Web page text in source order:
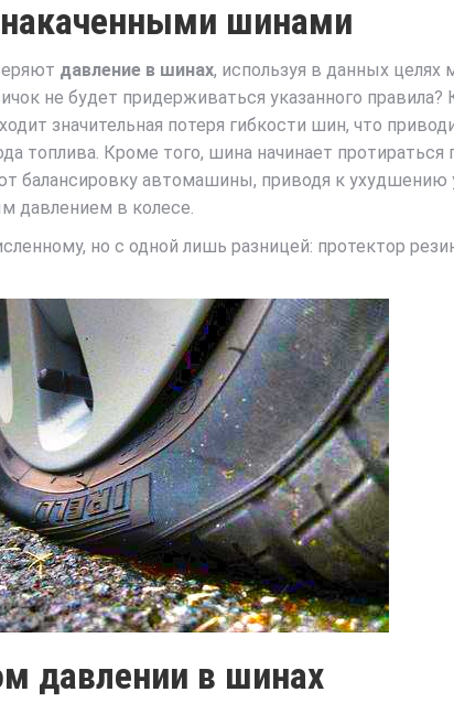
шинами
давление в шинах, используя в данных
не будет придерживаться указанного
значительная потеря гибкости шин, что
топлива. Кроме того, шина начинает
балансировку автомашины, приводя к ухудшению
давлением в колесе.
но с одной лишь разницей: протектор
давлении в шинах